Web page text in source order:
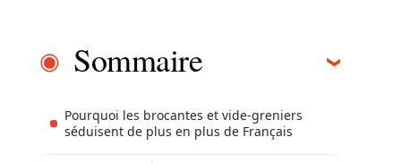
Sommaire
Pourquoi les brocantes et vide-greniers
séduisent de plus en plus de Français